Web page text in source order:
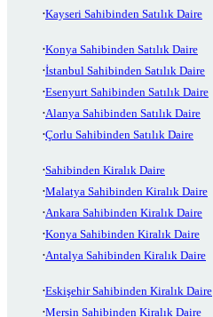
Kayseri Sahibinden Satılık Daire
Konya Sahibinden Satılık Daire
İstanbul Sahibinden Satılık Daire
Esenyurt Sahibinden Satılık Daire
Alanya Sahibinden Satılık Daire
Çorlu Sahibinden Satılık Daire
Sahibinden Kiralık Daire
Malatya Sahibinden Kiralık Daire
Ankara Sahibinden Kiralık Daire
Konya Sahibinden Kiralık Daire
Antalya Sahibinden Kiralık Daire
Eskişehir Sahibinden Kiralık Daire
Mersin Sahibinden Kiralık Daire